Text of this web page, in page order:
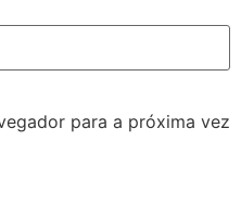
para a próxima vez